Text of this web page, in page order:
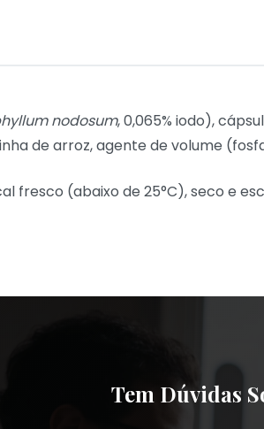
nodosum, 0,065% iodo),
de arroz, agente de volume
fresco (abaixo de 25°C), seco e
Tem Dúvidas